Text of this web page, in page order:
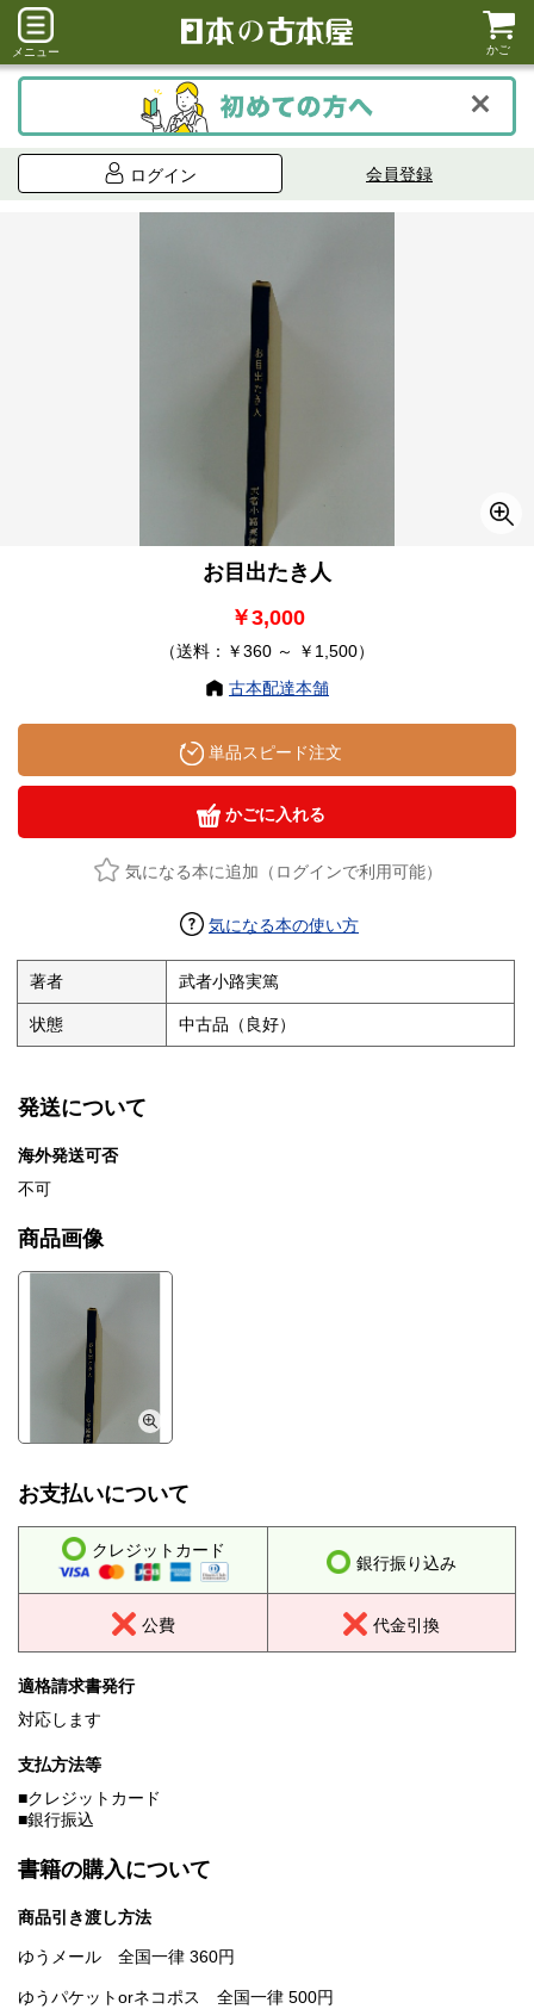
メニュー かご
ログイン 会員登録
お目出たき人
￥3,000
（送料：￥360 ～ ￥1,500）
古本配達本舗
単品スピード注文
かごに入れる
気になる本に追加（ログインで利用可能）
気になる本の使い方
著者 武者小路実篤
状態 中古品（良好）
発送について
海外発送可否
不可
商品画像
お支払いについて
クレジットカード
銀行振り込み
公費 代金引換
適格請求書発行
対応します
支払方法等
■クレジットカード
■銀行振込
書籍の購入について
商品引き渡し方法
ゆうメール 全国一律 360円
ゆうパケットorネコポス 全国一律 500円